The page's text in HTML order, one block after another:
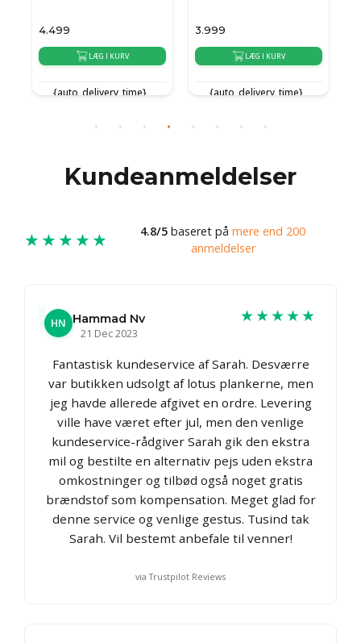
4.499
LÆG I KURV
{auto_delivery_time}
3.999
LÆG I KURV
{auto_delivery_time}
Kundeanmeldelser
★★★★★ 4.8/5 baseret på mere end 200
anmeldelser
HN Hammad Nv
21 Dec 2023
★★★★★
Fantastisk kundeservice af Sarah. Desværre
var butikken udsolgt af lotus plankerne, men
jeg havde allerede afgivet en ordre. Levering
ville have været efter jul, men den venlige
kundeservice-rådgiver Sarah gik den ekstra
mil og bestilte en alternativ pejs uden ekstra
omkostninger og tilbød også noget gratis
brændstof som kompensation. Meget glad for
denne service og venlige gestus. Tusind tak
Sarah. Vil bestemt anbefale til venner!
via Trustpilot Reviews